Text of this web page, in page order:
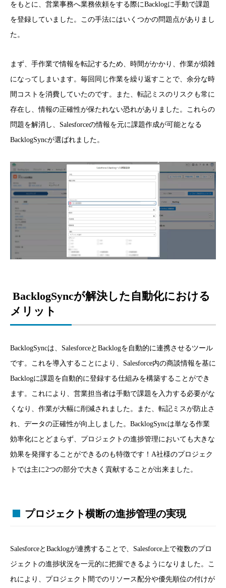
をもとに、営業事務へ業務依頼をする際にBacklogに手動で課題
を登録していました。この手法にはいくつかの問題点がありまし
た。
まず、手作業で情報を転記するため、時間がかかり、作業が煩雑
になってしまいます。毎回同じ作業を繰り返すことで、余分な時
間コストを消費していたのです。また、転記ミスのリスクも常に
存在し、情報の正確性が保たれない恐れがありました。これらの
問題を解消し、Salesforceの情報を元に課題作成が可能となる
BacklogSyncが選ばれました。
BacklogSyncが解決した自動化における
メリット
BacklogSyncは、SalesforceとBacklogを自動的に連携させるツール
です。これを導入することにより、Salesforce内の商談情報を基に
Backlogに課題を自動的に登録する仕組みを構築することができ
ます。これにより、営業担当者は手動で課題を入力する必要がな
くなり、作業が大幅に削減されました。また、転記ミスが防止さ
れ、データの正確性が向上しました。BacklogSyncは単なる作業
効率化にとどまらず、プロジェクトの進捗管理においても大きな
効果を発揮することができるのも特徴です！A社様のプロジェク
トでは主に2つの部分で大きく貢献することが出来ました。
プロジェクト横断の進捗管理の実現
SalesforceとBacklogが連携することで、Salesforce上で複数のプロ
ジェクトの進捗状況を一元的に把握できるようになりました。こ
れにより、プロジェクト間でのリソース配分や優先順位の付けが